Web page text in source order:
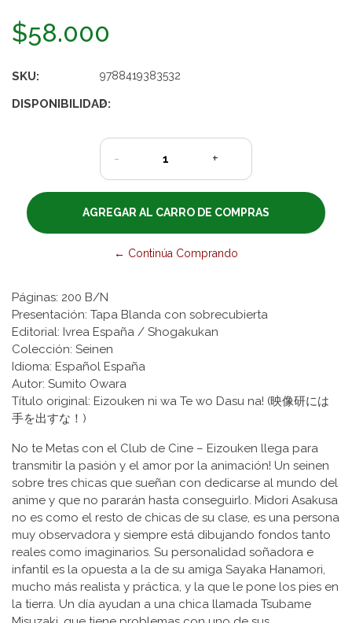
$58.000
SKU: 9788419383532
DISPONIBILIDAD:
2
- +
← Continúa Comprando
Páginas: 200 B/N
Presentación: Tapa Blanda con sobrecubierta
Editorial: Ivrea España / Shogakukan
Colección: Seinen
Idioma: Español España
Autor: Sumito Owara
Título original: Eizouken ni wa Te wo Dasu na! (映像研には
手を出すな！)
No te Metas con el Club de Cine – Eizouken llega para
transmitir la pasión y el amor por la animación! Un seinen
sobre tres chicas que sueñan con dedicarse al mundo del
anime y que no pararán hasta conseguirlo. Midori Asakusa
no es como el resto de chicas de su clase, es una persona
muy observadora y siempre está dibujando fondos tanto
reales como imaginarios. Su personalidad soñadora e
infantil es la opuesta a la de su amiga Sayaka Hanamori,
mucho más realista y práctica, y la que le pone los pies en
la tierra. Un día ayudan a una chica llamada Tsubame